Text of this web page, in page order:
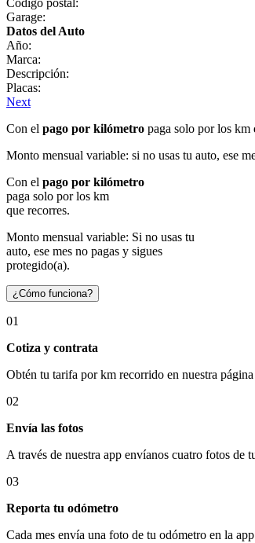
Garage:
Datos del Auto
Año:
Marca:
Descripción:
Placas:
Next
Con el pago por kilómetro paga solo por los km
Monto mensual variable: si no usas tu auto, ese
Con el pago por kilómetro
paga solo por los km
que recorres.
Monto mensual variable: Si no usas tu
auto, ese mes no pagas y sigues
protegido(a).
¿Cómo funciona?
01
Cotiza y contrata
Obtén tu tarifa por km recorrido en nuestra
02
Envía las fotos
A través de nuestra app envíanos cuatro fotos de
03
Reporta tu odómetro
Cada mes envía una foto de tu odómetro en la